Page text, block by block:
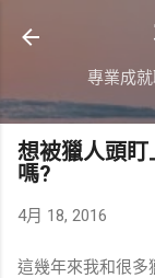
專業成
想被獵人頭
嗎?
4月 18, 2016
這幾年來我和很多